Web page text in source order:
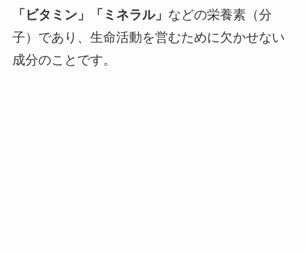
「ビタミン」「ミネラル」 などの栄養素（分
子）であり、生命活動を営むために欠かせない
成分のことです。